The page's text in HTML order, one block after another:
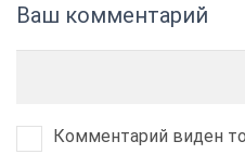
Ваш комментарий
Комментарий виден